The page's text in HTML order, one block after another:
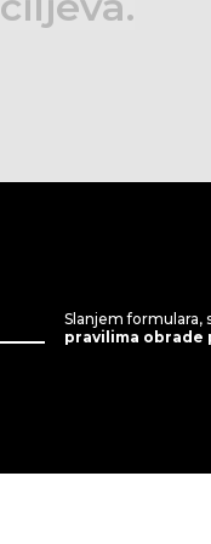
Slanjem formulara,
pravilima obrade